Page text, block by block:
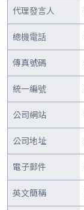
代理發言人
總機電話
傳真號碼
統一編號
公司網站
公司地址
電子郵件
英文簡稱